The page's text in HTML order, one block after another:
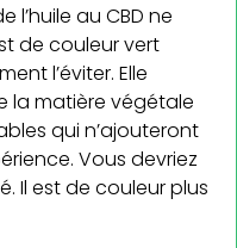
l’huile au CBD ne
de couleur vert
l’éviter. Elle
la matière végétale
qui n’ajouteront
Vous devriez
Il est de couleur plus